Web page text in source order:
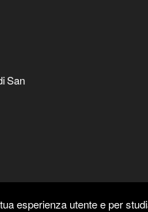
San
esperienza utente e per